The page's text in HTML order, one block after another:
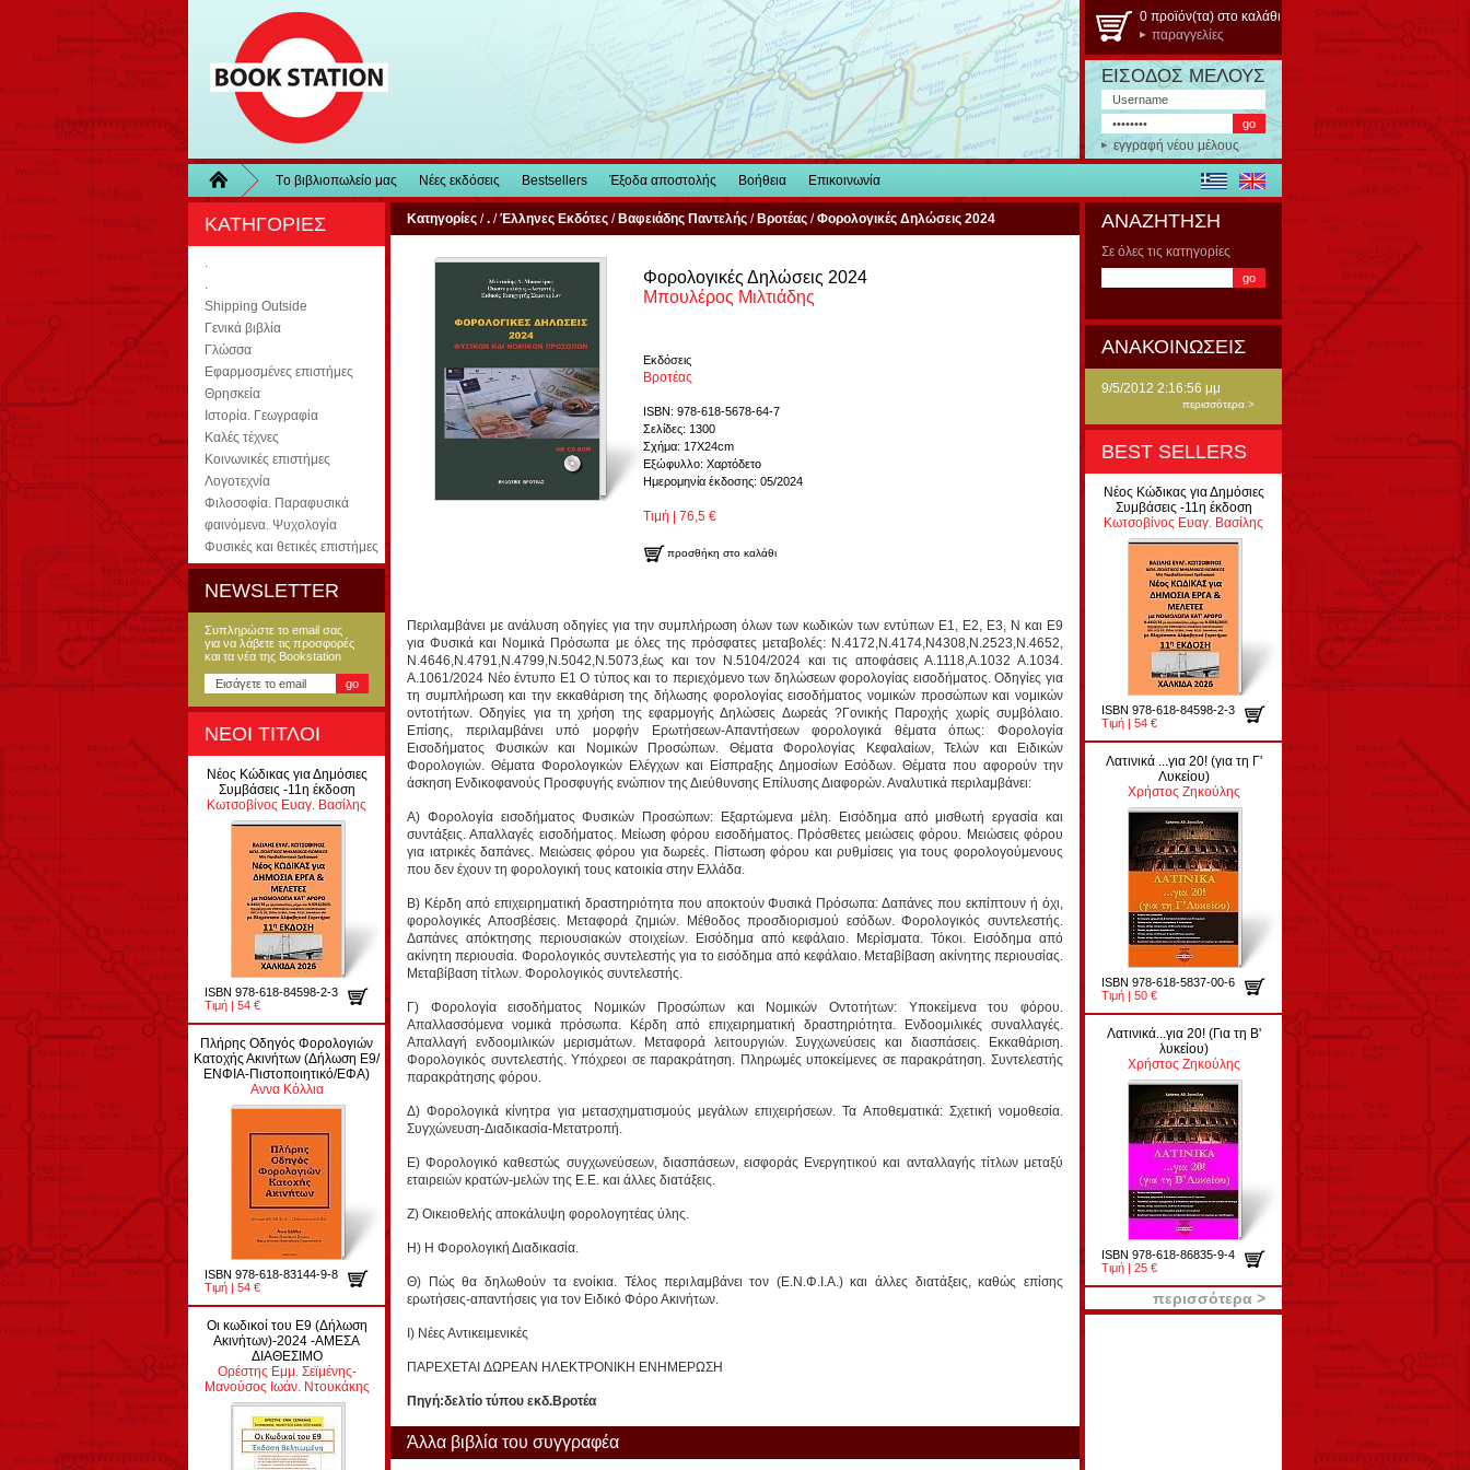
0 προϊόν(τα) στο καλάθι
παραγγελίες
ΕΙΣΟΔΟΣ ΜΕΛΟΥΣ
εγγραφή νέου μέλους
Τo βιβλιοπωλείo μας Νέες εκδόσεις Bestsellers Έξοδα αποστολής Βοήθεια Επικοινωνία
ΚΑΤΗΓΟΡΙΕΣ
.
.
Shipping Outside
Γενικά βιβλία
Γλώσσα
Εφαρμοσμένες επιστήμες
Θρησκεία
Ιστορία. Γεωγραφία
Καλές τέχνες
Κοινωνικές επιστήμες
Λογοτεχνία
Φιλοσοφία. Παραφυσικά
φαινόμενα. Ψυχολογία
Φυσικές και θετικές επιστήμες
NEWSLETTER
Συπληρώστε το email σας
για να λάβετε τις προσφορές
και τα νέα της Bookstation
ΝΕΟΙ ΤΙΤΛΟΙ
Νέος Κώδικας για Δημόσιες
Συμβάσεις -11η έκδοση
Κωτσοβίνος Ευαγ. Βασίλης
ISBN 978-618-84598-2-3
Τιμή | 54 €
Πλήρης Οδηγός Φορολογιών
Κατοχής Ακινήτων (Δήλωση Ε9/
ΕΝΦΙΑ-Πιστοποιητικό/ΕΦΑ)
Αννα Κόλλια
ISBN 978-618-83144-9-8
Τιμή | 54 €
Οι κωδικοί του Ε9 (Δήλωση
Ακινήτων)-2024 -ΑΜΕΣΑ
ΔΙΑΘΕΣΙΜΟ
Ορέστης Εμμ. Σεϊμένης-
Μανούσος Ιωάν. Ντουκάκης
Κατηγορίες /. /Έλληνες Εκδότες / Βαφειάδης Παντελής / Βροτέας /Φορολογικές Δηλώσεις 2024
Φορολογικές Δηλώσεις 2024
Mπουλέρος Μιλτιάδης
Εκδόσεις
Βροτέας
ISBN: 978-618-5678-64-7
Σελίδες: 1300
Σχήμα: 17Χ24cm
Εξώφυλλο: Χαρτόδετο
Ημερομηνία έκδοσης: 05/2024
Τιμή | 76,5 €
προσθήκη στο καλάθι
Περιλαμβάνει με ανάλυση οδηγίες για την συμπλήρωση όλων των κωδικών των εντύπων Ε1, Ε2, Ε3, Ν και Ε9
για Φυσικά και Νομικά Πρόσωπα με όλες της πρόσφατες μεταβολές: Ν.4172,Ν.4174,Ν4308,Ν.2523,Ν.4652,
Ν.4646,Ν.4791,Ν.4799,Ν.5042,Ν.5073,έως και τον Ν.5104/2024 και τις αποφάσεις Α.1118,Α.1032 Α.1034.
Α.1061/2024 Νέο έντυπο Ε1 Ο τύπος και το περιεχόμενο των δηλώσεων φορολογίας εισοδήματος. Οδηγίες για
τη συμπλήρωση και την εκκαθάριση της δήλωσης φορολογίας εισοδήματος νομικών προσώπων και νομικών
οντοτήτων. Οδηγίες για τη χρήση της εφαρμογής Δηλώσεις Δωρεάς ?Γονικής Παροχής χωρίς συμβόλαιο.
Επίσης, περιλαμβάνει υπό μορφήν Ερωτήσεων-Απαντήσεων φορολογικά θέματα όπως: Φορολογία
Εισοδήματος Φυσικών και Νομικών Προσώπων. Θέματα Φορολογίας Κεφαλαίων, Τελών και Ειδικών
Φορολογιών. Θέματα Φορολογικών Ελέγχων και Είσπραξης Δημοσίων Εσόδων. Θέματα που αφορούν την
άσκηση Ενδικοφανούς Προσφυγής ενώπιον της Διεύθυνσης Επίλυσης Διαφορών. Αναλυτικά περιλαμβάνει:
Α) Φορολογία εισοδήματος Φυσικών Προσώπων: Εξαρτώμενα μέλη. Εισόδημα από μισθωτή εργασία και
συντάξεις. Απαλλαγές εισοδήματος. Μείωση φόρου εισοδήματος. Πρόσθετες μειώσεις φόρου. Μειώσεις φόρου
για ιατρικές δαπάνες. Μειώσεις φόρου για δωρεές. Πίστωση φόρου και ρυθμίσεις για τους φορολογούμενους
που δεν έχουν τη φορολογική τους κατοικία στην Ελλάδα.
Β) Κέρδη από επιχειρηματική δραστηριότητα που αποκτούν Φυσικά Πρόσωπα: Δαπάνες που εκπίπτουν ή όχι,
φορολογικές Αποσβέσεις. Μεταφορά ζημιών. Μέθοδος προσδιορισμού εσόδων. Φορολογικός συντελεστής.
Δαπάνες απόκτησης περιουσιακών στοιχείων. Εισόδημα από κεφάλαιο. Μερίσματα. Τόκοι. Εισόδημα από
ακίνητη περιουσία. Φορολογικός συντελεστής για το εισόδημα από κεφάλαιο. Μεταβίβαση ακίνητης περιουσίας.
Μεταβίβαση τίτλων. Φορολογικός συντελεστής.
Γ) Φορολογία εισοδήματος Νομικών Προσώπων και Νομικών Οντοτήτων: Υποκείμενα του φόρου.
Απαλλασσόμενα νομικά πρόσωπα. Κέρδη από επιχειρηματική δραστηριότητα. Ενδοομιλικές συναλλαγές.
Απαλλαγή ενδοομιλικών μερισμάτων. Μεταφορά λειτουργιών. Συγχωνεύσεις και διασπάσεις. Εκκαθάριση.
Φορολογικός συντελεστής. Υπόχρεοι σε παρακράτηση. Πληρωμές υποκείμενες σε παρακράτηση. Συντελεστής
παρακράτησης φόρου.
Δ) Φορολογικά κίνητρα για μετασχηματισμούς μεγάλων επιχειρήσεων. Τα Αποθεματικά: Σχετική νομοθεσία.
Συγχώνευση-Διαδικασία-Μετατροπή.
Ε) Φορολογικό καθεστώς συγχωνεύσεων, διασπάσεων, εισφοράς Ενεργητικού και ανταλλαγής τίτλων μεταξύ
εταιρειών κρατών-μελών της Ε.Ε. και άλλες διατάξεις.
Ζ) Οικειοθελής αποκάλυψη φορολογητέας ύλης.
Η) Η Φορολογική Διαδικασία.
Θ) Πώς θα δηλωθούν τα ενοίκια. Τέλος περιλαμβάνει τον (Ε.Ν.Φ.Ι.Α.) και άλλες διατάξεις, καθώς επίσης
ερωτήσεις-απαντήσεις για τον Ειδικό Φόρο Ακινήτων.
Ι) Νέες Αντικειμενικές
ΠΑΡΕΧΕΤAI ΔΩΡΕΑΝ ΗΛΕΚΤΡΟΝΙΚΗ ΕΝΗΜΕΡΩΣΗ
Πηγή:δελτίο τύπου εκδ.Βροτέα
Άλλα βιβλία του συγγραφέα
ΑΝΑΖΗΤΗΣΗ
Σε όλες τις κατηγορίες
ΑΝΑΚΟΙΝΩΣΕΙΣ
9/5/2012 2:16:56 μμ
περισσότερα >
BEST SELLERS
Νέος Κώδικας για Δημόσιες
Συμβάσεις -11η έκδοση
Κωτσοβίνος Ευαγ. Βασίλης
ISBN 978-618-84598-2-3
Τιμή | 54 €
Λατινικά ...για 20! (για τη Γ'
Λυκείου)
Χρήστος Ζηκούλης
ISBN 978-618-5837-00-6
Τιμή | 50 €
Λατινικά...για 20! (Για τη Β'
λυκείου)
Χρήστος Ζηκούλης
ISBN 978-618-86835-9-4
Τιμή | 25 €
περισσότερα >